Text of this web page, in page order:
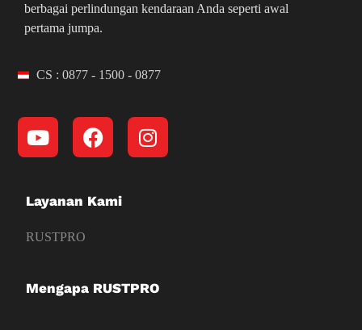
berbagai perlindungan kendaraan Anda seperti awal
pertama jumpa.
CS : 0877 - 1500 - 0877
Layanan Kami
RUSTPRO
Mengapa RUSTPRO